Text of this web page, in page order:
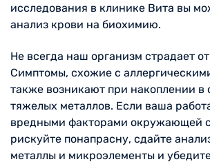
исследования в клинике Вита вы
анализ крови на биохимию.
Не всегда наш организм страдает
Симптомы, схожие с
также возникают при накоплении в
тяжелых металлов. Если ваша
вредными факторами окружающей
рискуйте понапрасну, сдайте
металлы и микроэлементы и